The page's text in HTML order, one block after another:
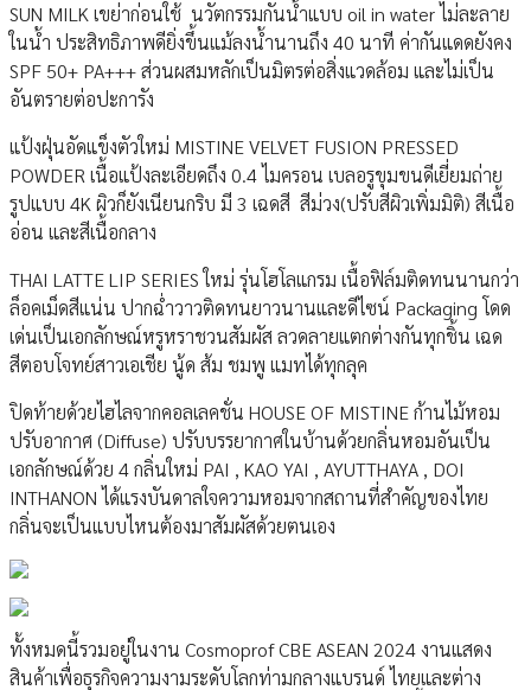
SUN MILK เขย่าก่อนใช้ นวัตกรรมกันน้ำแบบ oil in water ไม่ละลาย
ในน้ำ ประสิทธิภาพดียิ่งขึ้นแม้ลงน้ำนานถึง 40 นาที ค่ากันแดดยังคง
SPF 50+ PA+++ ส่วนผสมหลักเป็นมิตรต่อสิ่งแวดล้อม และไม่เป็น
อันตรายต่อปะการัง
แป้งฝุ่นอัดแข็งตัวใหม่ MISTINE VELVET FUSION PRESSED
POWDER เนื้อแป้งละเอียดถึง 0.4 ไมครอน เบลอรูขุมขนดีเยี่ยมถ่าย
รูปแบบ 4K ผิวก็ยังเนียนกริบ มี 3 เฉดสี สีม่วง(ปรับสีผิวเพิ่มมิติ) สีเนื้อ
อ่อน และสีเนื้อกลาง
THAI LATTE LIP SERIES ใหม่ รุ่นโฮโลแกรม เนื้อฟิล์มติดทนนานกว่า
ล็อคเม็ดสีแน่น ปากฉ่ำวาวติดทนยาวนานและดีไซน์ Packaging โดด
เด่นเป็นเอกลักษณ์หรูหราชวนสัมผัส ลวดลายแตกต่างกันทุกชิ้น เฉด
สีตอบโจทย์สาวเอเชีย นู้ด ส้ม ชมพู แมทได้ทุกลุค
ปิดท้ายด้วยไฮไลจากคอลเลคชั่น HOUSE OF MISTINE ก้านไม้หอม
ปรับอากาศ (Diffuse) ปรับบรรยากาศในบ้านด้วยกลิ่นหอมอันเป็น
เอกลักษณ์ด้วย 4 กลิ่นใหม่ PAI , KAO YAI , AYUTTHAYA , DOI
INTHANON ได้แรงบันดาลใจความหอมจากสถานที่สำคัญของไทย
กลิ่นจะเป็นแบบไหนต้องมาสัมผัสด้วยตนเอง
ทั้งหมดนี้รวมอยู่ในงาน Cosmoprof CBE ASEAN 2024 งานแสดง
สินค้าเพื่อธุรกิจความงามระดับโลกท่ามกลางแบรนด์ ไทยและต่าง